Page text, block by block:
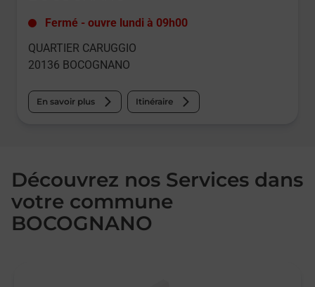
Fermé - ouvre lundi à 09h00
QUARTIER CARUGGIO
20136 BOCOGNANO
En savoir plus Itinéraire
Découvrez nos Services dans
votre commune
BOCOGNANO